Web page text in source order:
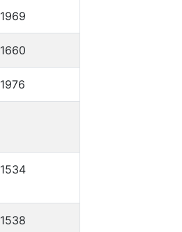
1969
1660
1976
1534
1538